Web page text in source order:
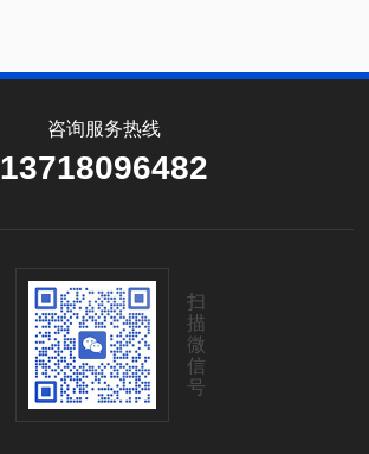
咨询服务热线
13718096482
扫
描
微
信
号